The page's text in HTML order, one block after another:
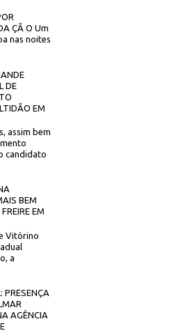
ÇÃ O Um
nas noites
DE
EM
assim bem
candidato
BEM
EM
Vitórino
a
PRESENÇA
AGÊNCIA